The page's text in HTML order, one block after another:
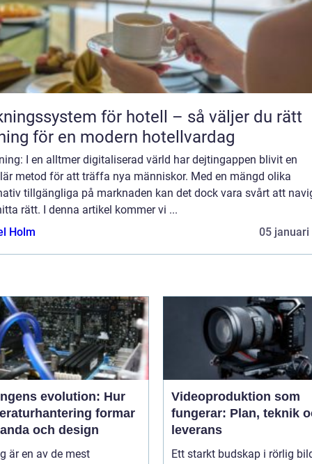
för hotell – så väljer du rätt
för en modern hotellvardag
I en alltmer digitaliserad värld har dejtingappen blivit en
metod för att träffa nya människor. Med en mängd olika
tillgängliga på marknaden kan det dock vara svårt att
rätt. I denna artikel kommer vi ...
Holm
05 januari
evolution: Hur
formar
och design
är en av de mest
Videoproduktion som
fungerar: Plan, teknik
leverans
Ett starkt budskap i rörlig